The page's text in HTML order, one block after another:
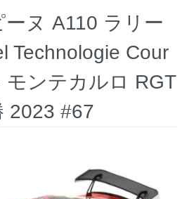
ヌ A110 ラリー
Technologie Cour
モンテカルロ RGT
2023 #67